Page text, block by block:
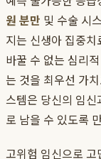
원 분만 및 수술 시
지는 신생아 집중
바꿀 수 없는 심리
는 것을 최우선 가
스템은 당신의 임
로 남을 수 있도록
고위험 임신으로